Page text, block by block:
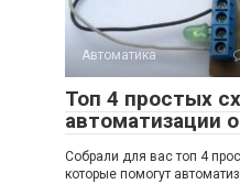
Автоматика
Топ 4 простых
автоматизации
Собрали для вас топ 4
которые помогут